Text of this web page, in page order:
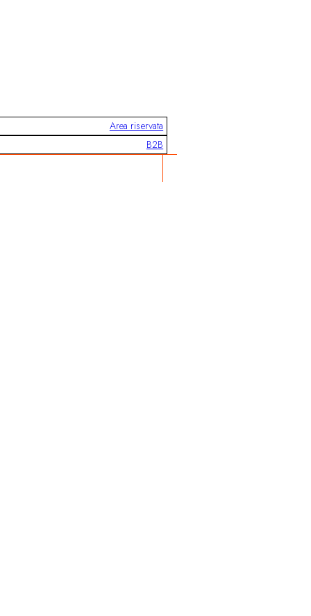
Area riservata
B2B